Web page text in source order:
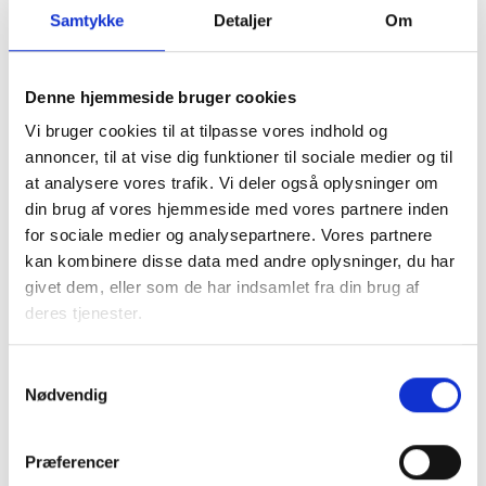
Samtykke Detaljer Om
Denne hjemmeside bruger cookies
Vi bruger cookies til at tilpasse vores indhold og
annoncer, til at vise dig funktioner til sociale medier og til
at analysere vores trafik. Vi deler også oplysninger om
din brug af vores hjemmeside med vores partnere inden
for sociale medier og analysepartnere. Vores partnere
kan kombinere disse data med andre oplysninger, du har
givet dem, eller som de har indsamlet fra din brug af
deres tjenester.
Nødvendig
Præferencer
stige fra 1.480 kr. til 1.620 kr. med virkning fra 2006.
ejendomsserviceteknikeruddannelsen og elever inden for
det administrative område, der vil være relevante.
Arbejde uden autorisation:
BL har tidligere udsendt materiale vedrørende arbejder, der
ikke kræver autorisation (BL-info nr. 37, 2002 og BL-info
nr. 61, 2005).
For en god ordens skyld gentager vi, at ansvaret for
har udført arbejdet.
Boligorganisationen bør derfor tage højde for denne
eventuelle erstatning over for tredjemand i